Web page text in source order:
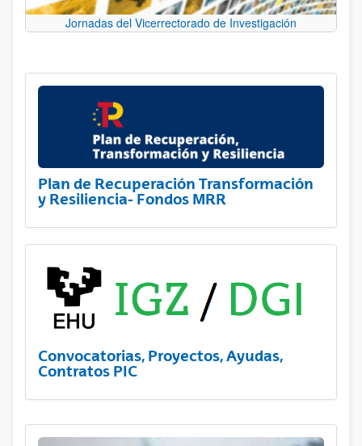
Jornadas del Vicerrectorado de Investigación
Plan de Recuperación Transformación
y Resiliencia- Fondos MRR
Convocatorias, Proyectos, Ayudas,
Contratos PIC